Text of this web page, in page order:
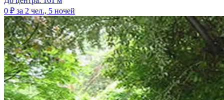
0 ₽ за 2 чел., 5 ночей